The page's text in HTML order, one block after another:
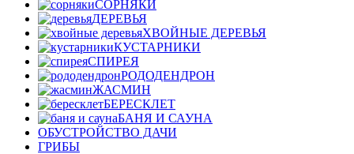
СОРНЯКИ
ДЕРЕВЬЯ
ХВОЙНЫЕ ДЕРЕВЬЯ
КУСТАРНИКИ
СПИРЕЯ
РОДОДЕНДРОН
ЖАСМИН
БЕРЕСКЛЕТ
БАНЯ И САУНА
ОБУСТРОЙСТВО ДАЧИ
ГРИБЫ